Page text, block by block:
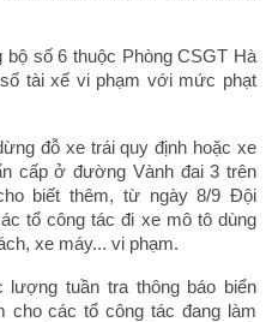
số 6 thuộc Phòng CSGT Hà
tài xế vi phạm với mức phạt
đỗ xe trái quy định hoặc xe
cấp ở đường Vành đai 3 trên
biết thêm, từ ngày 8/9 Đội
tổ công tác đi xe mô tô dùng
xe máy... vi phạm.
tuần tra thông báo biển
cho các tổ công tác đang làm